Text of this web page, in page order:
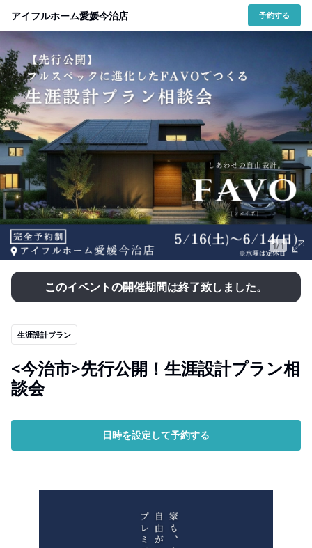
アイフルホーム愛媛今治店 予約する
1/1
このイベントの開催期間は終了致しました。
生涯設計プラン
<今治市>先行公開！生涯設計プラン相
談会
日時を設定して予約する